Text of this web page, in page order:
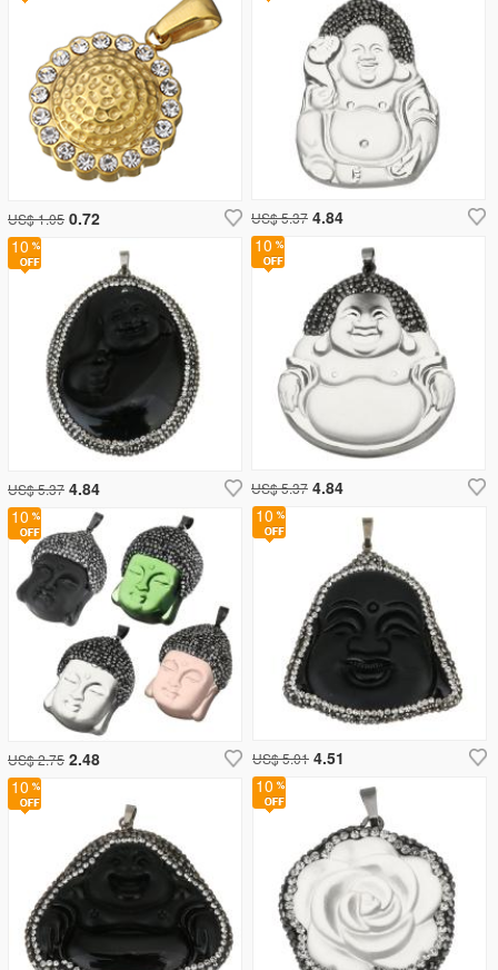
10
US$ 2.75 2.48
10
US$ 1.05 0.72
10
US$ 5.37 4.84
10
US$ 5.01 4.51
10
10
US$ 5.37 4.84
US$ 5.37 4.84